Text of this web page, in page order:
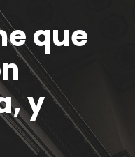
que
y